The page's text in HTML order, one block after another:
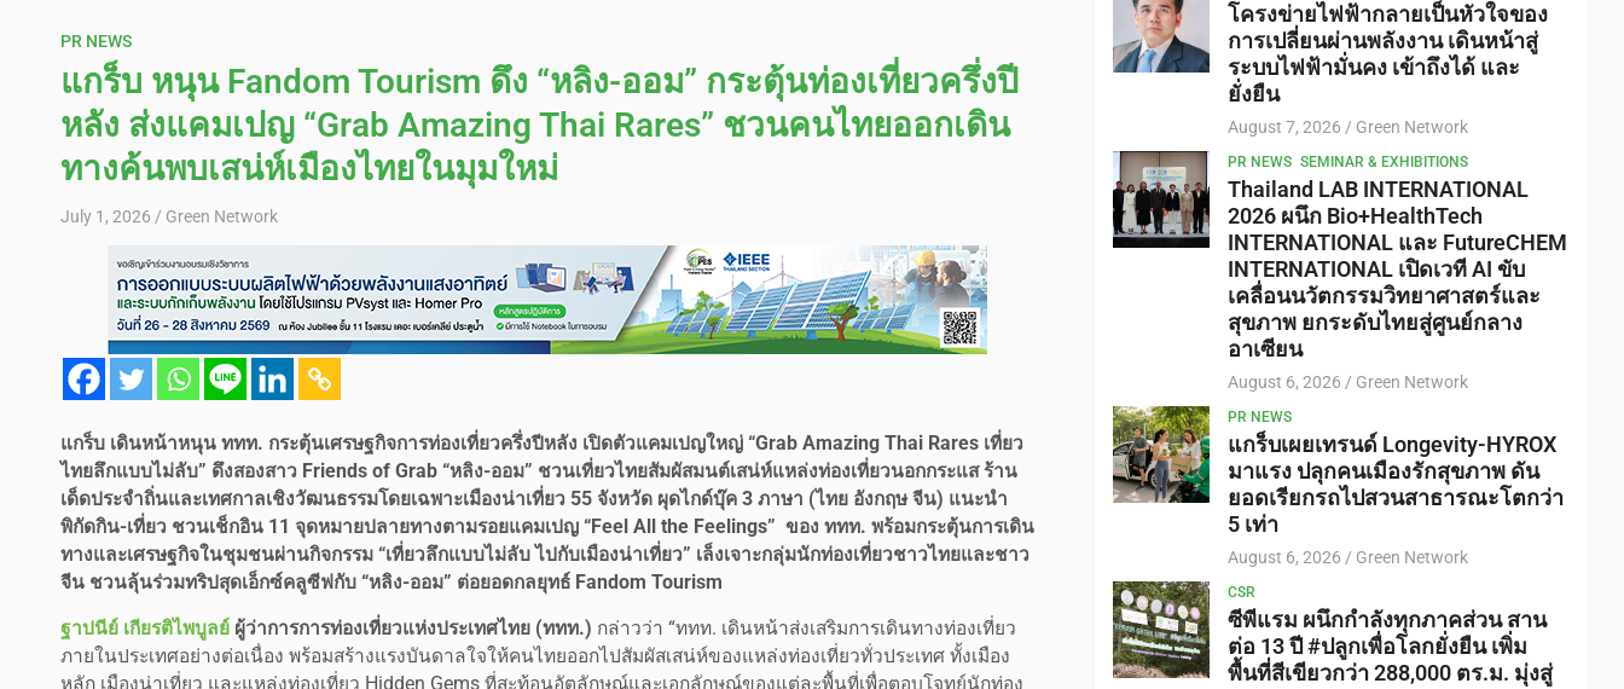
PR NEWS
แกร็บ หนุน Fandom Tourism ดึง “หลิง-ออม” กระตุ้นท่องเที่ยวครึ่งปี
หลัง ส่งแคมเปญ “Grab Amazing Thai Rares” ชวนคนไทยออกเดิน
ทางค้นพบเสน่ห์เมืองไทยในมุมใหม่
July 1, 2026 Green Network
แกร็บ เดินหน้าหนุน ททท. กระตุ้นเศรษฐกิจการท่องเที่ยวครึ่งปีหลัง เปิดตัวแคมเปญใหญ่ “Grab Amazing Thai Rares เที่ยว
ไทยลึกแบบไม่ลับ” ดึงสองสาว Friends of Grab “หลิง-ออม” ชวนเที่ยวไทยสัมผัสมนต์เสน่ห์แหล่งท่องเที่ยวนอกกระแส ร้าน
เด็ดประจำถิ่นและเทศกาลเชิงวัฒนธรรมโดยเฉพาะเมืองน่าเที่ยว 55 จังหวัด ผุดไกด์บุ๊ค 3 ภาษา (ไทย อังกฤษ จีน) แนะนำ
พิกัดกิน-เที่ยว ชวนเช็กอิน 11 จุดหมายปลายทางตามรอยแคมเปญ “Feel All the Feelings” ของ ททท. พร้อมกระตุ้นการเดิน
ทางและเศรษฐกิจในชุมชนผ่านกิจกรรม “เที่ยวลึกแบบไม่ลับ ไปกับเมืองน่าเที่ยว” เล็งเจาะกลุ่มนักท่องเที่ยวชาวไทยและชาว
จีน ชวนลุ้นร่วมทริปสุดเอ็กซ์คลูซีฟกับ “หลิง-ออม” ต่อยอดกลยุทธ์ Fandom Tourism
ฐาปนีย์ เกียรติไพบูลย์ ผู้ว่าการการท่องเที่ยวแห่งประเทศไทย (ททท.) กล่าวว่า “ททท. เดินหน้าส่งเสริมการเดินทางท่องเที่ยว
ภายในประเทศอย่างต่อเนื่อง พร้อมสร้างแรงบันดาลใจให้คนไทยออกไปสัมผัสเสน่ห์ของแหล่งท่องเที่ยวทั่วประเทศ ทั้งเมือง
หลัก เมืองน่าเที่ยว และแหล่งท่องเที่ยว Hidden Gems ที่สะท้อนอัตลักษณ์และเอกลักษณ์ของแต่ละพื้นที่เพื่อตอบโจทย์นักท่อง
โครงข่ายไฟฟ้ากลายเป็นหัวใจของ
การเปลี่ยนผ่านพลังงาน เดินหน้าสู่
ระบบไฟฟ้ามั่นคง เข้าถึงได้ และ
ยั่งยืน
August 7, 2026 Green Network
PR NEWS SEMINAR & EXHIBITIONS
Thailand LAB INTERNATIONAL
2026 ผนึก Bio+HealthTech
INTERNATIONAL และ FutureCHEM
INTERNATIONAL เปิดเวที AI ขับ
เคลื่อนนวัตกรรมวิทยาศาสตร์และ
สุขภาพ ยกระดับไทยสู่ศูนย์กลาง
อาเซียน
August 6, 2026 Green Network
PR NEWS
แกร็บเผยเทรนด์ Longevity-HYROX
มาแรง ปลุกคนเมืองรักสุขภาพ ดัน
ยอดเรียกรถไปสวนสาธารณะโตกว่า
5 เท่า
August 6, 2026 Green Network
CSR
ซีพีแรม ผนึกกำลังทุกภาคส่วน สาน
ต่อ 13 ปี #ปลูกเพื่อโลกยั่งยืน เพิ่ม
พื้นที่สีเขียวกว่า 288,000 ตร.ม. มุ่งสู่